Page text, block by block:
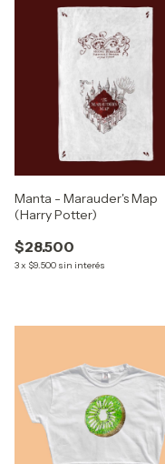
Manta - Marauder's Map
(Harry Potter)
$28.500
3x $9.500 sin interés